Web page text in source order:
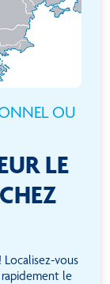
OU
LE
Localisez-vous
le